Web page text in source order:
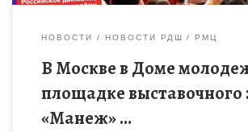
НОВОСТИ НОВОСТИ РДШ РМЦ
В Москве в Доме
площадке выставочного
«Манеж» …